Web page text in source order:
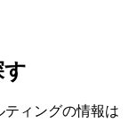
ィングの情報は